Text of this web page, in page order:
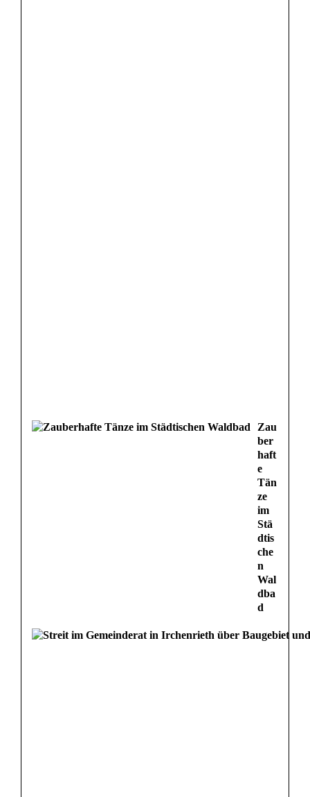
Zau
ber
haft
e
Tän
ze
im
Stä
dtis
che
n
Wal
dba
d